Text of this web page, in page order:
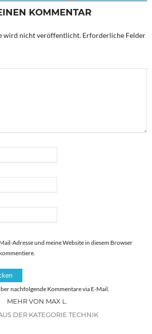
KOMMENTAR
wird nicht veröffentlicht. Erforderliche Felder
Adresse und meine Website in diesem Browser
nachfolgende Kommentare via E-Mail.
MEHR VON MAX L.
DER KATEGORIE TECHNIK